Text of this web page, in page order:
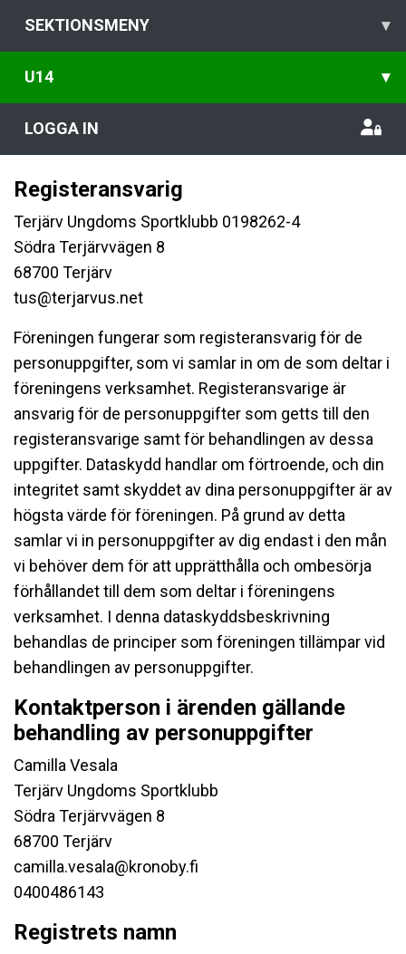
SEKTIONSMENY ▾
U14 ▾
LOGGA IN
Registeransvarig
Terjärv Ungdoms Sportklubb 0198262-4
Södra Terjärvvägen 8
68700 Terjärv
tus@terjarvus.net
Föreningen fungerar som registeransvarig för de
personuppgifter, som vi samlar in om de som deltar i
föreningens verksamhet. Registeransvarige är
ansvarig för de personuppgifter som getts till den
registeransvarige samt för behandlingen av dessa
uppgifter. Dataskydd handlar om förtroende, och din
integritet samt skyddet av dina personuppgifter är av
högsta värde för föreningen. På grund av detta
samlar vi in personuppgifter av dig endast i den mån
vi behöver dem för att upprätthålla och ombesörja
förhållandet till dem som deltar i föreningens
verksamhet. I denna dataskyddsbeskrivning
behandlas de principer som föreningen tillämpar vid
behandlingen av personuppgifter.
Kontaktperson i ärenden gällande
behandling av personuppgifter
Camilla Vesala
Terjärv Ungdoms Sportklubb
Södra Terjärvvägen 8
68700 Terjärv
camilla.vesala@kronoby.fi
0400486143
Registrets namn